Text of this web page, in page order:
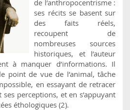
de l’anthropocentrisme :
ses récits se basent sur
des faits réels,
recoupent de
nombreuses sources
historiques, et l’auteur
à manquer d’informations. Il
point de vue de l’animal, tâche
en essayant de retracer
perceptions, et en s’appuyant
éthologiques (2).